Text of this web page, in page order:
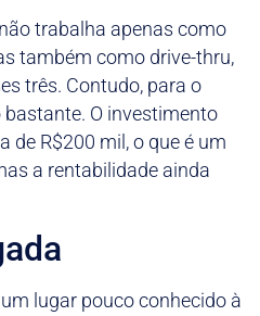
trabalha apenas como
também como drive-thru,
três. Contudo, para o
bastante. O investimento
de R$200 mil, o que é um
a rentabilidade ainda
lugar pouco conhecido à